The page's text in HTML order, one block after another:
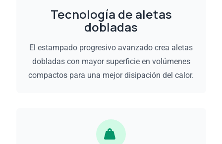
Tecnología de aletas
dobladas
El estampado progresivo avanzado crea aletas
dobladas con mayor superficie en volúmenes
compactos para una mejor disipación del calor.